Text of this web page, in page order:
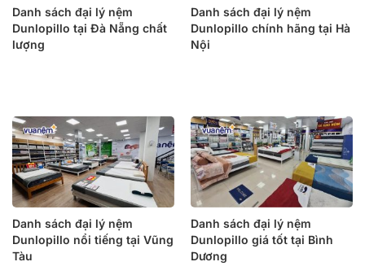
Danh sách đại lý nệm
Dunlopillo tại Đà Nẵng chất
lượng
Danh sách đại lý nệm
Dunlopillo chính hãng tại Hà
Nội
Danh sách đại lý nệm
Dunlopillo nổi tiếng tại Vũng
Tàu
Danh sách đại lý nệm
Dunlopillo giá tốt tại Bình
Dương